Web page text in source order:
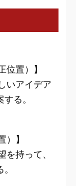
置）】
いアイデア
る。
】
持って、